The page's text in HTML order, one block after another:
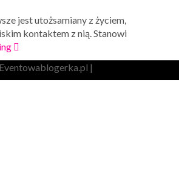
jest utożsamiany z życiem,
kontaktem z nią. Stanowi
|